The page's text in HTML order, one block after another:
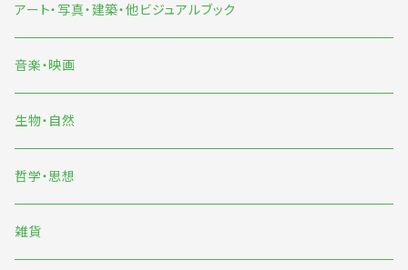
旅
マンガ
イラスト
雨宮ひかる
くまおり純
アート・写真・建築・他ビジュアルブック
音楽・映画
生物・自然
哲学・思想
雑貨